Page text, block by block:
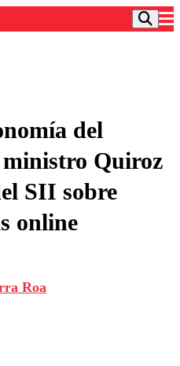
del
Quiroz
SII sobre
online
Roa